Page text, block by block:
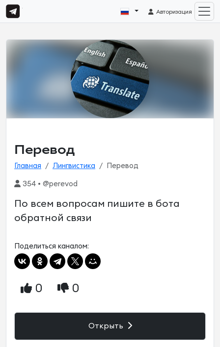
Авторизация
Перевод
Главная Лингвистика Перевод
354 • @perevod
По всем вопросам пишите в бота
обратной связи
Поделиться каналом:
0 0
Открыть